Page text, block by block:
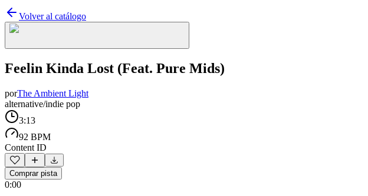
Volver al catálogo
Feelin Kinda Lost (Feat. Pure Mids)
porThe Ambient Light
alternative/indie pop
3:13
92 BPM
Content ID
Comprar pista
0:00